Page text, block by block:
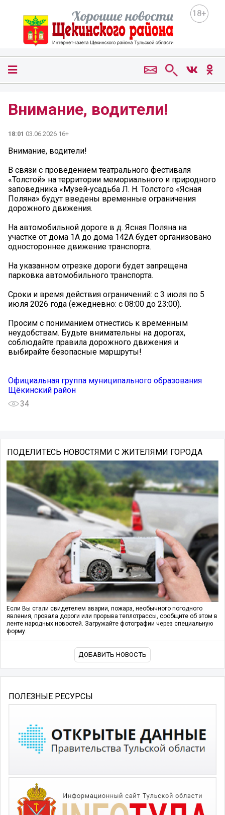
18+
Внимание, водители!
18:01 03.06.2026 16+
Внимание, водители!
В связи с проведением театрального фестиваля
«Толстой» на территории мемориального и природного
заповедника «Музей‑усадьба Л. Н. Толстого «Ясная
Поляна» будут введены временные ограничения
дорожного движения.
На автомобильной дороге в д. Ясная Поляна на
участке от дома 1А до дома 142А будет организовано
одностороннее движение транспорта.
На указанном отрезке дороги будет запрещена
парковка автомобильного транспорта.
Сроки и время действия ограничений: с 3 июля по 5
июля 2026 года (ежедневно: с 08:00 до 23:00).
Просим с пониманием отнестись к временным
неудобствам. Будьте внимательны на дорогах,
соблюдайте правила дорожного движения и
выбирайте безопасные маршруты!
Официальная группа муниципального образования
Щёкинский район
34
ПОДЕЛИТЕСЬ НОВОСТЯМИ С ЖИТЕЛЯМИ ГОРОДА
Если Вы стали свидетелем аварии, пожара, необычного погодного
явления, провала дороги или прорыва теплотрассы, сообщите об этом в
ленте народных новостей. Загружайте фотографии через специальную
форму.
ДОБАВИТЬ НОВОСТЬ
ПОЛЕЗНЫЕ РЕСУРСЫ